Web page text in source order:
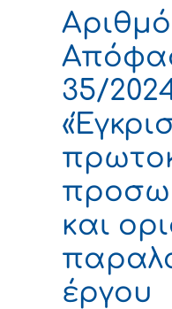
35/
και
έργου